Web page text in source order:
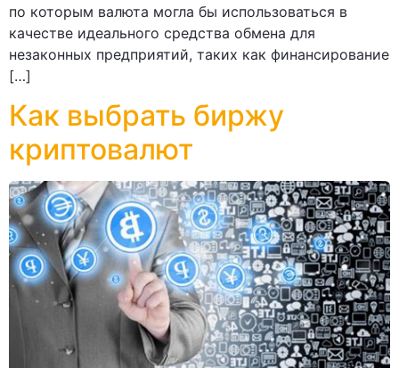
по которым валюта могла бы использоваться в
качестве идеального средства обмена для
незаконных предприятий, таких как финансирование
[…]
Как выбрать биржу
криптовалют